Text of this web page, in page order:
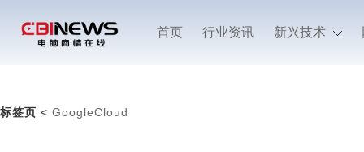
首页 行业资讯 新兴技术
标签页 < GoogleCloud